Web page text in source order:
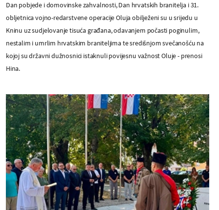
Dan pobjede i domovinske zahvalnosti, Dan hrvatskih branitelja i 31.
obljetnica vojno-redarstvene operacije Oluja obilježeni su u srijedu u
Kninu uz sudjelovanje tisuća građana, odavanjem počasti poginulim,
nestalim i umrlim hrvatskim braniteljima te središnjom svečanošću na
kojoj su državni dužnosnici istaknuli povijesnu važnost Oluje - prenosi
Hina.